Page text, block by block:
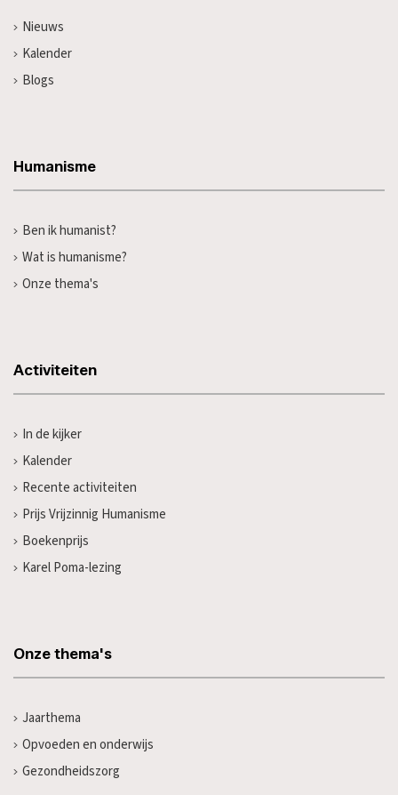
Nieuws
Kalender
Blogs
Humanisme
Ben ik humanist?
Wat is humanisme?
Onze thema's
Activiteiten
In de kijker
Kalender
Recente activiteiten
Prijs Vrijzinnig Humanisme
Boekenprijs
Karel Poma-lezing
Onze thema's
Jaarthema
Opvoeden en onderwijs
Gezondheidszorg